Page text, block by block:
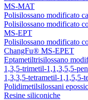
MS-MAT
Polisilossano modificato
Polisilossano modificato
MS-EPT
Polisilossano modificato
ChangFu® MS-EPET
Eptametiltrisilossano
1,3,5-trimetil-1,1,3,5,5-
1,3,3,5-tetrametil-1,1,5,5-
Polidimetilsilossani
Resine siliconiche